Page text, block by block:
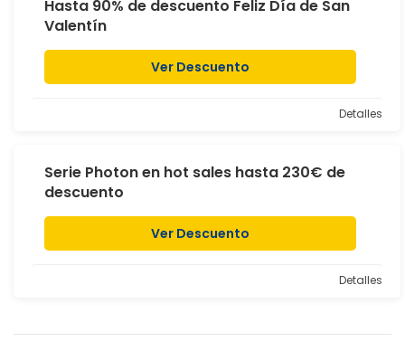
Hasta 90% de descuento Feliz Día de San
Valentín
Ver Descuento
Detalles
Serie Photon en hot sales hasta 230€ de
descuento
Ver Descuento
Detalles